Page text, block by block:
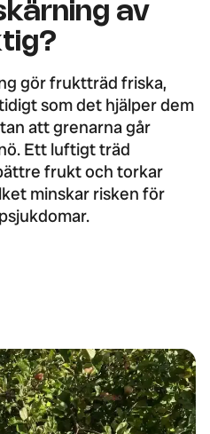
av
gör fruktträd friska,
som det hjälper dem
att grenarna går
Ett luftigt träd
frukt och torkar
minskar risken för